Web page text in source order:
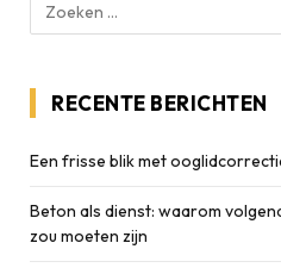
RECENTE BERICHTEN
Een frisse blik met
Beton als dienst: waarom
zou moeten zijn